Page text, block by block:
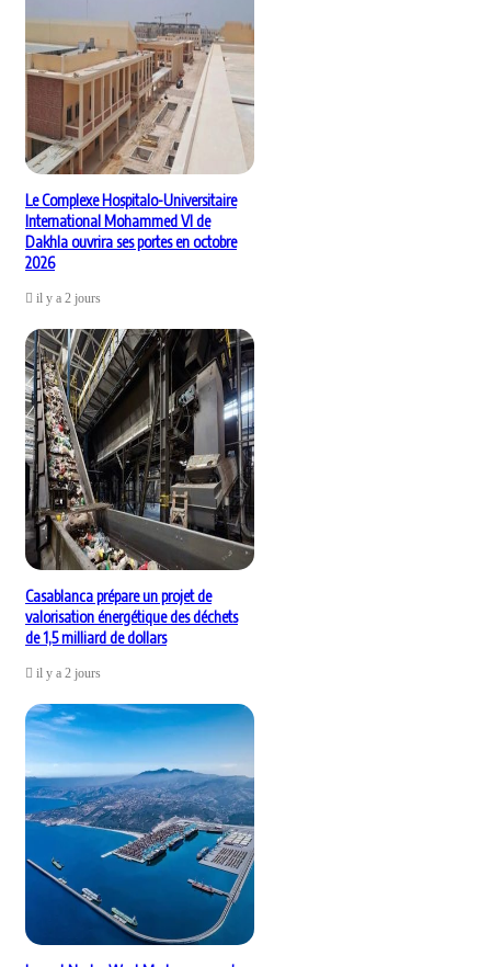
Le Complexe Hospitalo-Universitaire
International Mohammed VI de
Dakhla ouvrira ses portes en octobre
2026
il y a 2 jours
Casablanca prépare un projet de
valorisation énergétique des déchets
de 1,5 milliard de dollars
il y a 2 jours